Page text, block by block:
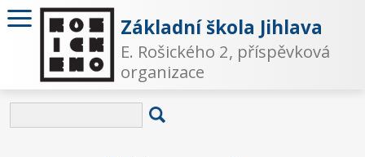
Základní škola Jihlava
E. Rošického 2, příspěvková
organizace